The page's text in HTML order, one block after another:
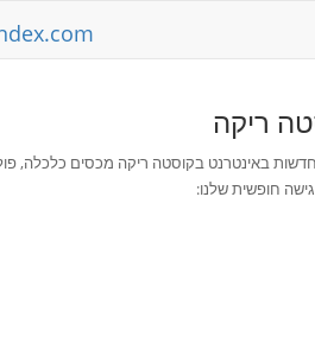
ריקה
באינטרנט בקוסטה ריקה מכסים כלכלה,
חופשית שלנו: